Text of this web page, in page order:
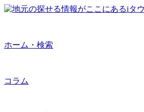
ホーム・検索
コラム